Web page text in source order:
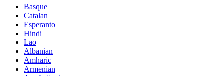
Basque
Catalan
Esperanto
Hindi
Lao
Albanian
Amharic
Armenian